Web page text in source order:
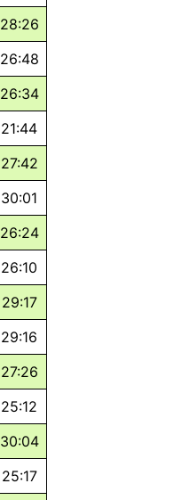
28:26
26:48
26:34
21:44
27:42
30:01
26:24
26:10
29:17
29:16
27:26
25:12
30:04
25:17